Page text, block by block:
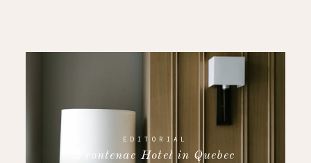
CONTACT EDITORIAL
Frontenac Hotel in Quebec